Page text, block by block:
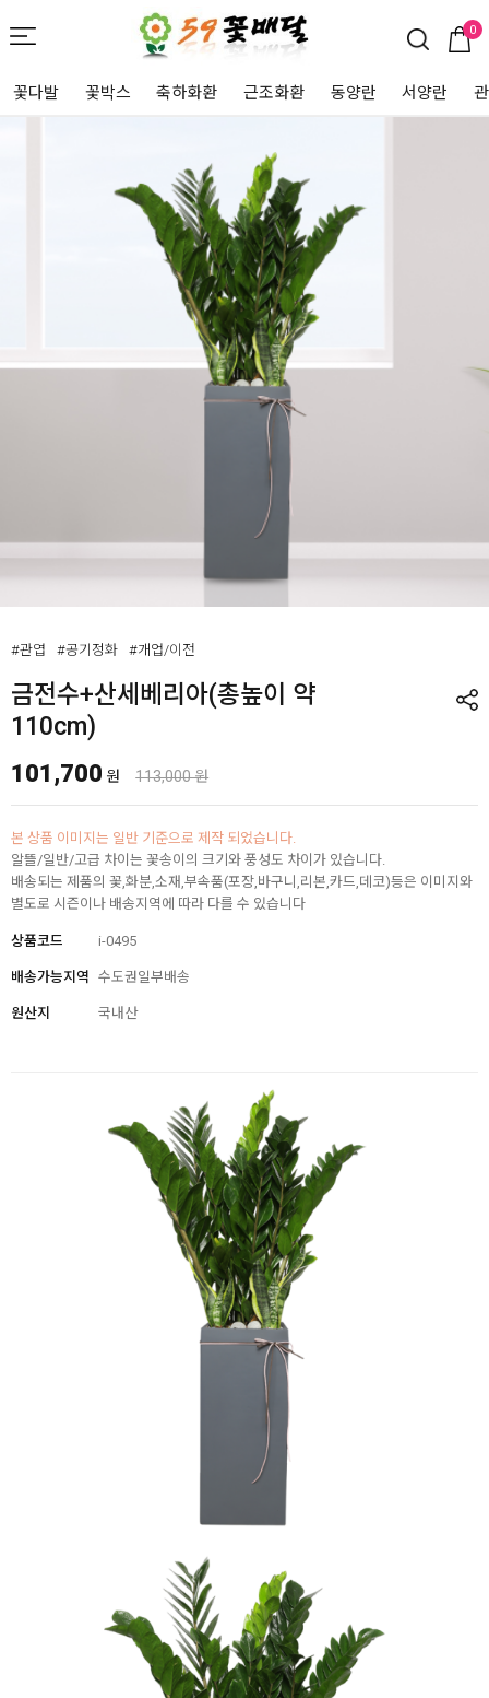
0
꽃다발 꽃박스 축하화환 근조화환 동양란 서양란
#관엽 #공기정화 #개업/이전
금전수+산세베리아(총높이 약
110cm)
101,700 원 113,000 원
본 상품 이미지는 일반 기준으로 제작 되었습니다.
알뜰/일반/고급 차이는 꽃송이의 크기와 풍성도 차이가 있습니다.
배송되는 제품의 꽃,화분,소재,부속품(포장,바구니,리본,카드,데코)등은 이미지와
별도로 시즌이나 배송지역에 따라 다를 수 있습니다
상품코드 i-0495
배송가능지역 수도권일부배송
원산지 국내산